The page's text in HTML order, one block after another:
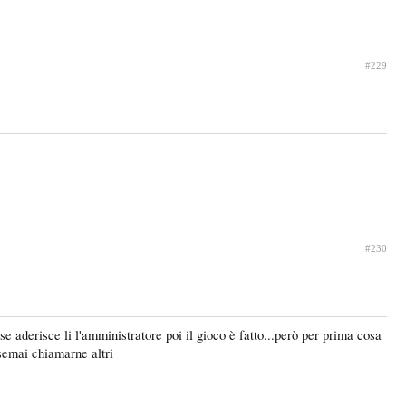
#229
#230
aderisce li l'amministratore poi il gioco è fatto...però per prima cosa
chiamarne altri